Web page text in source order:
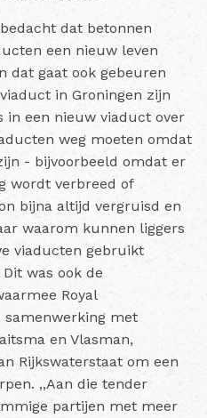
dat betonnen
een nieuw leven
dat gaat ook gebeuren
in Groningen zijn
in een nieuw viaduct over
weg moeten omdat
- bijvoorbeeld omdat er
wordt verbreed of
bijna altijd vergruisd en
waarom kunnen liggers
viaducten gebruikt
Dit was ook de
Royal
samenwerking met
en Vlasman,
Rijkswaterstaat om een
,,Aan die tender
partijen met meer